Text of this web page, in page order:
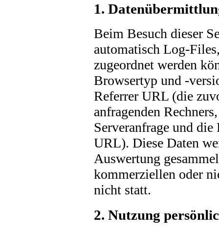
1.
Beim Besuch dieser
automatisch Log-
zugeordnet werden
Browsertyp und -
Referrer URL (die
anfragenden
Serveranfrage und
URL). Diese Daten
Auswertung
kommerziellen oder
nicht statt.
2. Nutzung